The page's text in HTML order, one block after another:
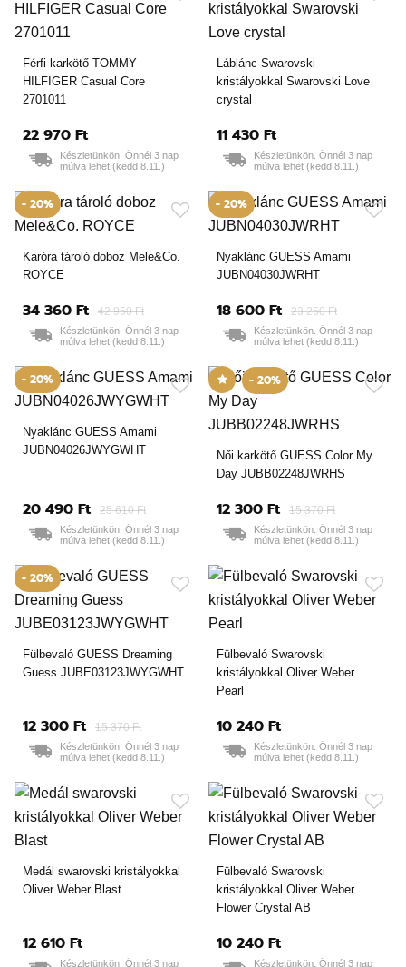
Férfi karkötő TOMMY
HILFIGER Casual Core
2701011
22 970 Ft
Készletünkön. Önnél 3 nap
múlva lehet (kedd 8.11.)
Láblánc Swarovski
kristályokkal Swarovski Love
crystal
11 430 Ft
Készletünkön. Önnél 3 nap
múlva lehet (kedd 8.11.)
- 20%
Karóra tároló doboz Mele&Co.
ROYCE
34 360 Ft 42 950 Ft
Készletünkön. Önnél 3 nap
múlva lehet (kedd 8.11.)
- 20%
Nyaklánc GUESS Amami
JUBN04030JWRHT
18 600 Ft 23 250 Ft
Készletünkön. Önnél 3 nap
múlva lehet (kedd 8.11.)
- 20%
Nyaklánc GUESS Amami
JUBN04026JWYGWHT
20 490 Ft 25 610 Ft
Készletünkön. Önnél 3 nap
múlva lehet (kedd 8.11.)
- 20%
Női karkötő GUESS Color My
Day JUBB02248JWRHS
12 300 Ft 15 370 Ft
Készletünkön. Önnél 3 nap
múlva lehet (kedd 8.11.)
- 20%
Fülbevaló GUESS Dreaming
Guess JUBE03123JWYGWHT
12 300 Ft 15 370 Ft
Készletünkön. Önnél 3 nap
múlva lehet (kedd 8.11.)
Fülbevaló Swarovski
kristályokkal Oliver Weber
Pearl
10 240 Ft
Készletünkön. Önnél 3 nap
múlva lehet (kedd 8.11.)
Medál swarovski kristályokkal
Oliver Weber Blast
12 610 Ft
Készletünkön. Önnél 3 nap
Fülbevaló Swarovski
kristályokkal Oliver Weber
Flower Crystal AB
10 240 Ft
Készletünkön. Önnél 3 nap